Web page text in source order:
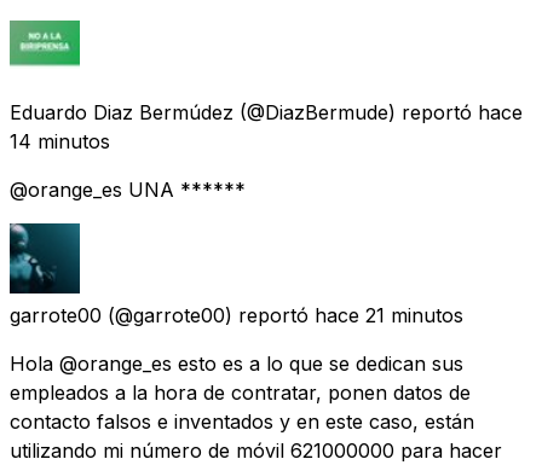
Eduardo Diaz Bermúdez (@DiazBermude) reportó hace
14 minutos
@orange_es UNA ******
garrote00 (@garrote00) reportó hace 21 minutos
Hola @orange_es esto es a lo que se dedican sus
empleados a la hora de contratar, ponen datos de
contacto falsos e inventados y en este caso, están
utilizando mi número de móvil 621000000 para hacer